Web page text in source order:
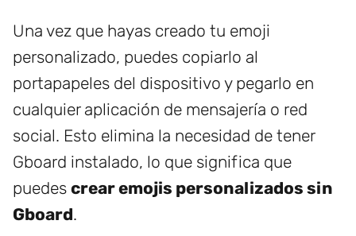
Una vez que hayas creado tu emoji
personalizado, puedes copiarlo al
portapapeles del dispositivo y pegarlo en
cualquier aplicación de mensajería o red
social. Esto elimina la necesidad de tener
Gboard instalado, lo que significa que
puedes crear emojis personalizados sin
Gboard.